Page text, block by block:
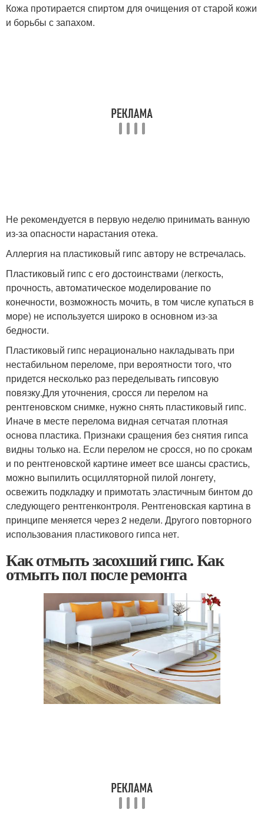
Кожа протирается спиртом для очищения от старой кожи
и борьбы с запахом.
Не рекомендуется в первую неделю принимать ванную
из-за опасности нарастания отека.
Аллергия на пластиковый гипс автору не встречалась.
Пластиковый гипс с его достоинствами (легкость,
прочность, автоматическое моделирование по
конечности, возможность мочить, в том числе купаться в
море) не используется широко в основном из-за
бедности.
Пластиковый гипс нерационально накладывать при
нестабильном переломе, при вероятности того, что
придется несколько раз переделывать гипсовую
повязку.Для уточнения, сросся ли перелом на
рентгеновском снимке, нужно снять пластиковый гипс.
Иначе в месте перелома видная сетчатая плотная
основа пластика. Признаки сращения без снятия гипса
видны только на. Если перелом не сросся, но по срокам
и по рентгеновской картине имеет все шансы срастись,
можно выпилить осцилляторной пилой лонгету,
освежить подкладку и примотать эластичным бинтом до
следующего рентгенконтроля. Рентгеновская картина в
принципе меняется через 2 недели. Другого повторного
использования пластикового гипса нет.
Как отмыть засохший гипс. Как
отмыть пол после ремонта